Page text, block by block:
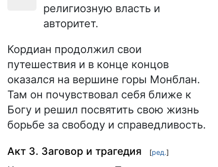
религиозную власть и
авторитет.
Кордиан продолжил свои
путешествия и в конце концов
оказался на вершине горы Монблан.
Там он почувствовал себя ближе к
Богу и решил посвятить свою жизнь
борьбе за свободу и справедливость.
Акт 3. Заговор и трагедия [ред.]